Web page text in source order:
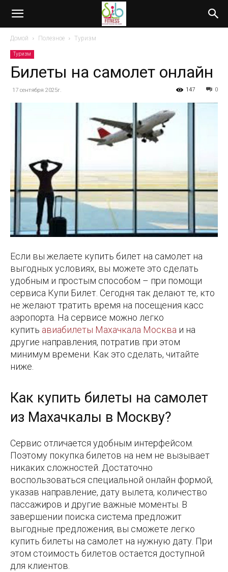
Домой Полезное Туризм
Туризм
Билеты на самолет онлайн
17 сентября 2025г. 0
147
Если вы желаете купить билет на самолет на
выгодных условиях, вы можете это сделать
удобным и простым способом – при помощи
сервиса Купи Билет. Сегодня так делают те, кто
не желают тратить время на посещения касс
аэропорта. На сервисе можно легко
купить авиабилеты Махачкала Москва и на
другие направления, потратив при этом
минимум времени. Как это сделать, читайте
ниже.
Как купить билеты на самолет
из Махачкалы в Москву?
Сервис отличается удобным интерфейсом.
Поэтому покупка билетов на нем не вызывает
никаких сложностей. Достаточно
воспользоваться специальной онлайн формой,
указав направление, дату вылета, количество
пассажиров и другие важные моменты. В
завершении поиска система предложит
выгодные предложения, вы сможете легко
купить билеты на самолет на нужную дату. При
этом стоимость билетов остается доступной
для клиентов.